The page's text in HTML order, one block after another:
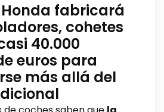
fabricará
cohetes
40.000
euros para
más allá del